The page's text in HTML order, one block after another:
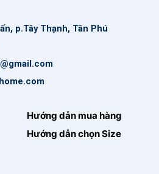
p.Tây Thạnh, Tân Phú
Hướng dẫn mua hàng
Hướng dẫn chọn Size